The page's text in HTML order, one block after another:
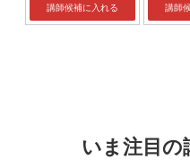
講師候補に入れる 講師
いま注目の